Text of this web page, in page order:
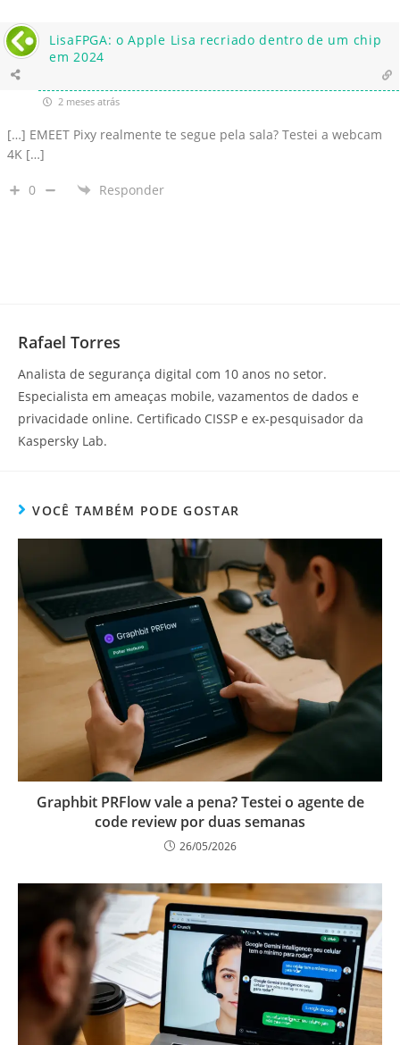
LisaFPGA: o Apple Lisa recriado dentro de um chip
em 2024
2 meses atrás
[…] EMEET Pixy realmente te segue pela sala? Testei a webcam
4K […]
0 Responder
Rafael Torres
Analista de segurança digital com 10 anos no setor.
Especialista em ameaças mobile, vazamentos de dados e
privacidade online. Certificado CISSP e ex-pesquisador da
Kaspersky Lab.
VOCÊ TAMBÉM PODE GOSTAR
Graphbit PRFlow vale a pena? Testei o agente de
code review por duas semanas
26/05/2026